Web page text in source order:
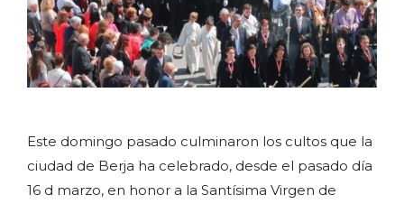
Este domingo pasado culminaron los cultos que la
ciudad de Berja ha celebrado, desde el pasado día
16 d marzo, en honor a la Santísima Virgen de